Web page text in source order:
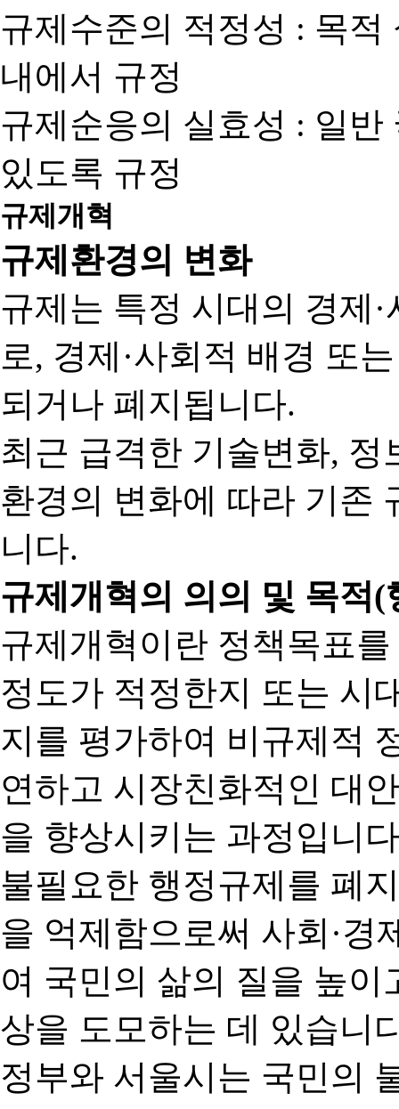
규제수준의 적정성 : 목
내에서 규정
규제순응의 실효성 : 일
있도록 규정
규제개혁
규제환경의 변화
규제는 특정 시대의 경제
로, 경제·사회적 배경 또
되거나 폐지됩니다.
최근 급격한 기술변화,
환경의 변화에 따라 기존
니다.
규제개혁의 의의 및 목적
규제개혁이란 정책목표
정도가 적정한지 또는 시
지를 평가하여 비규제적
연하고 시장친화적인 대
을 향상시키는 과정입니
불필요한 행정규제를 폐
을 억제함으로써 사회·경
여 국민의 삶의 질을 높
상을 도모하는 데 있습니
정부와 서울시는 국민의